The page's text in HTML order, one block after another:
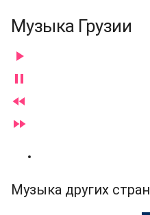
Музыка Грузии




Музыка других стран